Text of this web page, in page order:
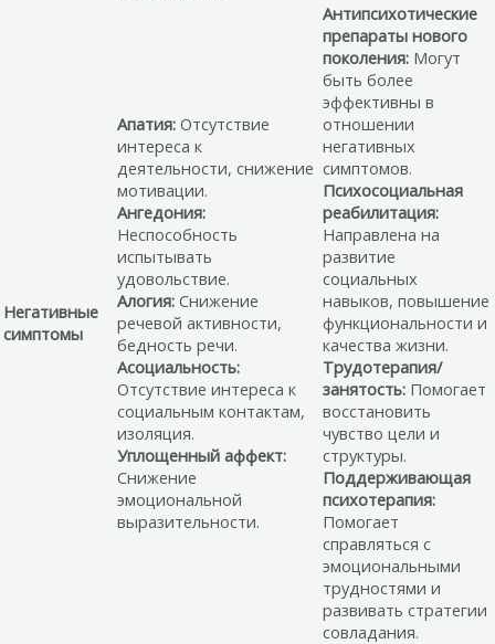
Негативные
симптомы
Апатия: Отсутствие
интереса к
деятельности, снижение
мотивации.
Ангедония:
Неспособность
испытывать
удовольствие.
Алогия: Снижение
речевой активности,
бедность речи.
Асоциальность:
Отсутствие интереса к
социальным контактам,
изоляция.
Уплощенный аффект:
Снижение
эмоциональной
выразительности.
Антипсихотические
препараты нового
поколения: Могут
быть более
эффективны в
отношении
негативных
симптомов.
Психосоциальная
реабилитация:
Направлена на
развитие
социальных
навыков, повышение
функциональности и
качества жизни.
Трудотерапия/
занятость: Помогает
восстановить
чувство цели и
структуры.
Поддерживающая
психотерапия:
Помогает
справляться с
эмоциональными
трудностями и
развивать стратегии
совладания.